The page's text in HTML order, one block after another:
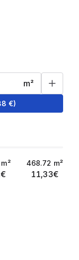
m²
€)
m²
€
468.72 m²
11,33€